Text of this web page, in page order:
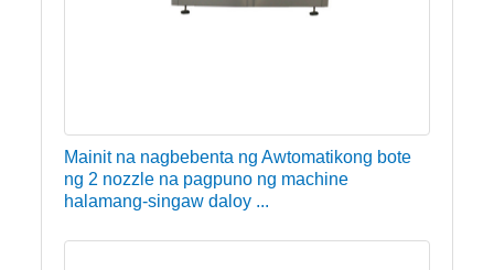
Mainit na nagbebenta ng Awtomatikong bote
ng 2 nozzle na pagpuno ng machine
halamang-singaw daloy ...